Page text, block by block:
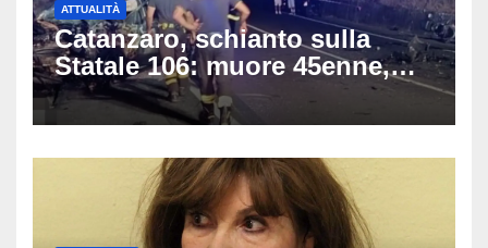
ATTUALITÀ
Catanzaro, schianto sulla
Statale 106: muore 45enne,
coinvolti un’auto, un suv e
una moto